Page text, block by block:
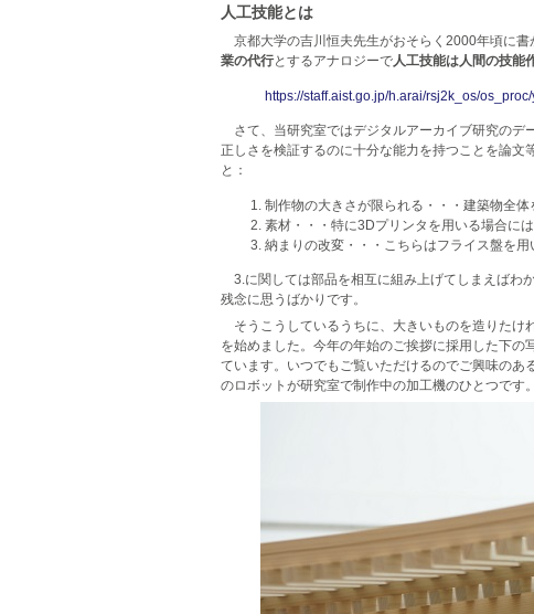
人工技能とは
京都大学の吉川恒夫先生がおそらく2000年頃に書
業の代行とするアナロジーで人工技能は人間の技能
https://staff.aist.go.jp/h.arai/rsj2k_os/
さて、当研究室ではデジタルアーカイブ研究の
正しさを検証するのに十分な能力を持つことを論文
と：
制作物の大きさが限られる・・・建築物全
素材・・・特に3Dプリンタを用いる場合に
納まりの改変・・・こちらはフライス盤を
3.に関しては部品を相互に組み上げてしまえばわ
残念に思うばかりです。
そうこうしているうちに、大きいものを造りた
を始めました。今年の年始のご挨拶に採用した下
ています。いつでもご覧いただけるのでご興味のあ
のロボットが研究室で制作中の加工機のひとつです